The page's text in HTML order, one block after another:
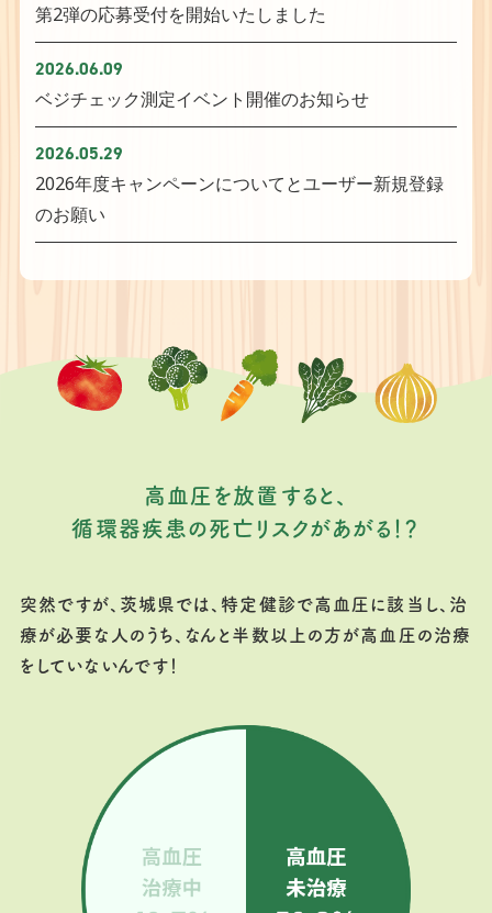
第2弾の応募受付を開始いたしました
2026.06.09
ベジチェック測定イベント開催のお知らせ
2026.05.29
2026年度キャンペーンについてとユーザー新規登録
のお願い
高血圧を放置すると、
循環器疾患の死亡リスクがあがる！？
突然ですが、茨城県では、特定健診で高血圧に該当し、治
療が必要な人のうち、なんと半数以上の方が高血圧の治療
をしていないんです！